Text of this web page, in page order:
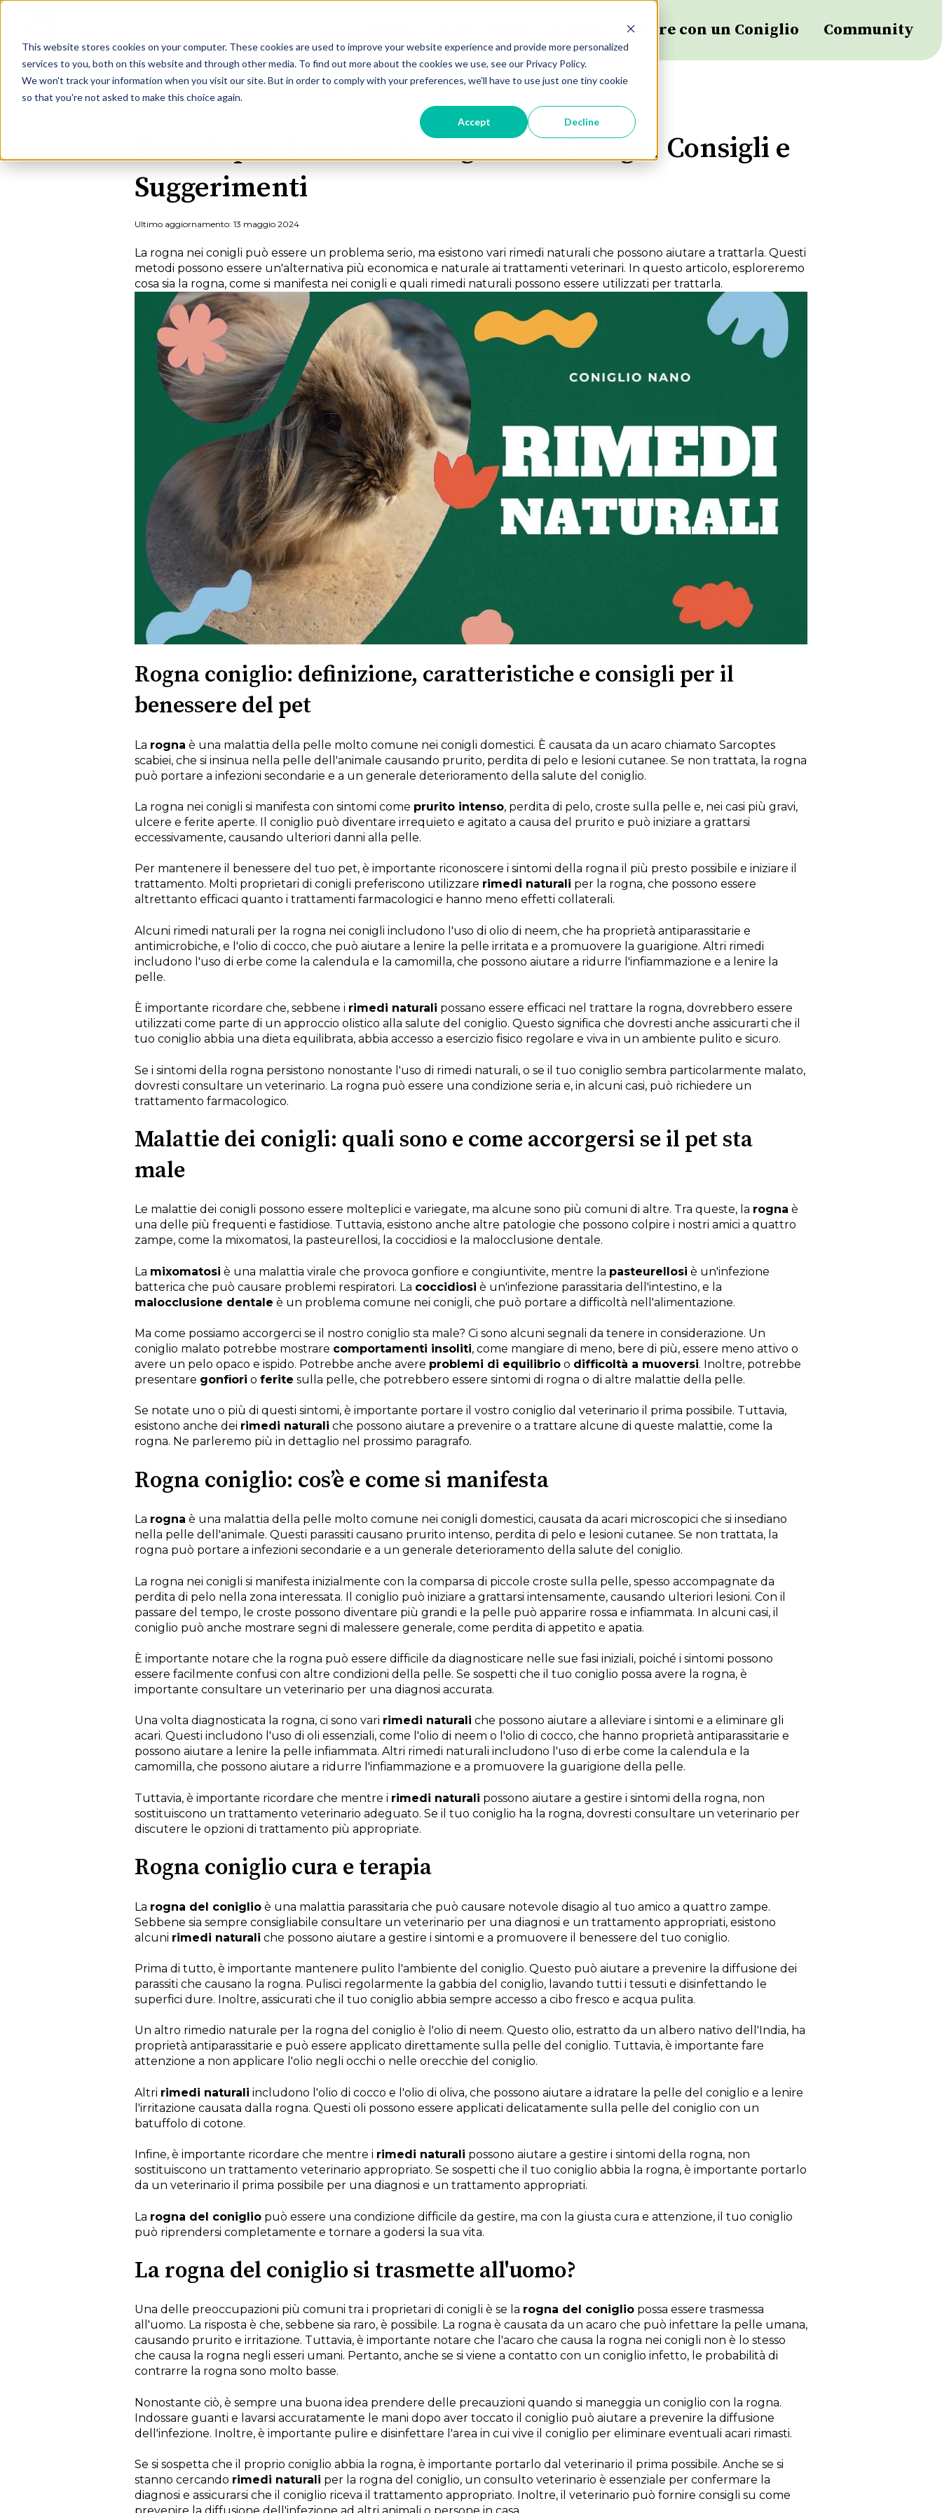
This website stores cookies on your computer. These cookies are used to improve your website experience and provide more personalized
services to you, both on this website and through other media. To find out more about the cookies we use, see our Privacy Policy.
We won't track your information when you visit our site. But in order to comply with your preferences, we'll have to use just one tiny cookie
so that you're not asked to make this choice again.
Accept Decline
Vivere con un Coniglio Community
Rimedi per Trattare la Rogna nei Conigli: Consigli e
Suggerimenti
Ultimo aggiornamento: 13 maggio 2024
La rogna nei conigli può essere un problema serio, ma esistono vari rimedi naturali che possono aiutare a trattarla. Questi
metodi possono essere un'alternativa più economica e naturale ai trattamenti veterinari. In questo articolo, esploreremo
cosa sia la rogna, come si manifesta nei conigli e quali rimedi naturali possono essere utilizzati per trattarla.
Rogna coniglio: definizione, caratteristiche e consigli per il
benessere del pet
La rogna è una malattia della pelle molto comune nei conigli domestici. È causata da un acaro chiamato Sarcoptes
scabiei, che si insinua nella pelle dell'animale causando prurito, perdita di pelo e lesioni cutanee. Se non trattata, la rogna
può portare a infezioni secondarie e a un generale deterioramento della salute del coniglio.
La rogna nei conigli si manifesta con sintomi come prurito intenso, perdita di pelo, croste sulla pelle e, nei casi più gravi,
ulcere e ferite aperte. Il coniglio può diventare irrequieto e agitato a causa del prurito e può iniziare a grattarsi
eccessivamente, causando ulteriori danni alla pelle.
Per mantenere il benessere del tuo pet, è importante riconoscere i sintomi della rogna il più presto possibile e iniziare il
trattamento. Molti proprietari di conigli preferiscono utilizzare rimedi naturali per la rogna, che possono essere
altrettanto efficaci quanto i trattamenti farmacologici e hanno meno effetti collaterali.
Alcuni rimedi naturali per la rogna nei conigli includono l'uso di olio di neem, che ha proprietà antiparassitarie e
antimicrobiche, e l'olio di cocco, che può aiutare a lenire la pelle irritata e a promuovere la guarigione. Altri rimedi
includono l'uso di erbe come la calendula e la camomilla, che possono aiutare a ridurre l'infiammazione e a lenire la
pelle.
È importante ricordare che, sebbene i rimedi naturali possano essere efficaci nel trattare la rogna, dovrebbero essere
utilizzati come parte di un approccio olistico alla salute del coniglio. Questo significa che dovresti anche assicurarti che il
tuo coniglio abbia una dieta equilibrata, abbia accesso a esercizio fisico regolare e viva in un ambiente pulito e sicuro.
Se i sintomi della rogna persistono nonostante l'uso di rimedi naturali, o se il tuo coniglio sembra particolarmente malato,
dovresti consultare un veterinario. La rogna può essere una condizione seria e, in alcuni casi, può richiedere un
trattamento farmacologico.
Malattie dei conigli: quali sono e come accorgersi se il pet sta
male
Le malattie dei conigli possono essere molteplici e variegate, ma alcune sono più comuni di altre. Tra queste, la rogna è
una delle più frequenti e fastidiose. Tuttavia, esistono anche altre patologie che possono colpire i nostri amici a quattro
zampe, come la mixomatosi, la pasteurellosi, la coccidiosi e la malocclusione dentale.
La mixomatosi è una malattia virale che provoca gonfiore e congiuntivite, mentre la pasteurellosi è un'infezione
batterica che può causare problemi respiratori. La coccidiosi è un'infezione parassitaria dell'intestino, e la
malocclusione dentale è un problema comune nei conigli, che può portare a difficoltà nell'alimentazione.
Ma come possiamo accorgerci se il nostro coniglio sta male? Ci sono alcuni segnali da tenere in considerazione. Un
coniglio malato potrebbe mostrare comportamenti insoliti, come mangiare di meno, bere di più, essere meno attivo o
avere un pelo opaco e ispido. Potrebbe anche avere problemi di equilibrio o difficoltà a muoversi. Inoltre, potrebbe
presentare gonfiori o ferite sulla pelle, che potrebbero essere sintomi di rogna o di altre malattie della pelle.
Se notate uno o più di questi sintomi, è importante portare il vostro coniglio dal veterinario il prima possibile. Tuttavia,
esistono anche dei rimedi naturali che possono aiutare a prevenire o a trattare alcune di queste malattie, come la
rogna. Ne parleremo più in dettaglio nel prossimo paragrafo.
Rogna coniglio: cos’è e come si manifesta
La rogna è una malattia della pelle molto comune nei conigli domestici, causata da acari microscopici che si insediano
nella pelle dell'animale. Questi parassiti causano prurito intenso, perdita di pelo e lesioni cutanee. Se non trattata, la
rogna può portare a infezioni secondarie e a un generale deterioramento della salute del coniglio.
La rogna nei conigli si manifesta inizialmente con la comparsa di piccole croste sulla pelle, spesso accompagnate da
perdita di pelo nella zona interessata. Il coniglio può iniziare a grattarsi intensamente, causando ulteriori lesioni. Con il
passare del tempo, le croste possono diventare più grandi e la pelle può apparire rossa e infiammata. In alcuni casi, il
coniglio può anche mostrare segni di malessere generale, come perdita di appetito e apatia.
È importante notare che la rogna può essere difficile da diagnosticare nelle sue fasi iniziali, poiché i sintomi possono
essere facilmente confusi con altre condizioni della pelle. Se sospetti che il tuo coniglio possa avere la rogna, è
importante consultare un veterinario per una diagnosi accurata.
Una volta diagnosticata la rogna, ci sono vari rimedi naturali che possono aiutare a alleviare i sintomi e a eliminare gli
acari. Questi includono l'uso di oli essenziali, come l'olio di neem o l'olio di cocco, che hanno proprietà antiparassitarie e
possono aiutare a lenire la pelle infiammata. Altri rimedi naturali includono l'uso di erbe come la calendula e la
camomilla, che possono aiutare a ridurre l'infiammazione e a promuovere la guarigione della pelle.
Tuttavia, è importante ricordare che mentre i rimedi naturali possono aiutare a gestire i sintomi della rogna, non
sostituiscono un trattamento veterinario adeguato. Se il tuo coniglio ha la rogna, dovresti consultare un veterinario per
discutere le opzioni di trattamento più appropriate.
Rogna coniglio cura e terapia
La rogna del coniglio è una malattia parassitaria che può causare notevole disagio al tuo amico a quattro zampe.
Sebbene sia sempre consigliabile consultare un veterinario per una diagnosi e un trattamento appropriati, esistono
alcuni rimedi naturali che possono aiutare a gestire i sintomi e a promuovere il benessere del tuo coniglio.
Prima di tutto, è importante mantenere pulito l'ambiente del coniglio. Questo può aiutare a prevenire la diffusione dei
parassiti che causano la rogna. Pulisci regolarmente la gabbia del coniglio, lavando tutti i tessuti e disinfettando le
superfici dure. Inoltre, assicurati che il tuo coniglio abbia sempre accesso a cibo fresco e acqua pulita.
Un altro rimedio naturale per la rogna del coniglio è l'olio di neem. Questo olio, estratto da un albero nativo dell'India, ha
proprietà antiparassitarie e può essere applicato direttamente sulla pelle del coniglio. Tuttavia, è importante fare
attenzione a non applicare l'olio negli occhi o nelle orecchie del coniglio.
Altri rimedi naturali includono l'olio di cocco e l'olio di oliva, che possono aiutare a idratare la pelle del coniglio e a lenire
l'irritazione causata dalla rogna. Questi oli possono essere applicati delicatamente sulla pelle del coniglio con un
batuffolo di cotone.
Infine, è importante ricordare che mentre i rimedi naturali possono aiutare a gestire i sintomi della rogna, non
sostituiscono un trattamento veterinario appropriato. Se sospetti che il tuo coniglio abbia la rogna, è importante portarlo
da un veterinario il prima possibile per una diagnosi e un trattamento appropriati.
La rogna del coniglio può essere una condizione difficile da gestire, ma con la giusta cura e attenzione, il tuo coniglio
può riprendersi completamente e tornare a godersi la sua vita.
La rogna del coniglio si trasmette all'uomo?
Una delle preoccupazioni più comuni tra i proprietari di conigli è se la rogna del coniglio possa essere trasmessa
all'uomo. La risposta è che, sebbene sia raro, è possibile. La rogna è causata da un acaro che può infettare la pelle umana,
causando prurito e irritazione. Tuttavia, è importante notare che l'acaro che causa la rogna nei conigli non è lo stesso
che causa la rogna negli esseri umani. Pertanto, anche se si viene a contatto con un coniglio infetto, le probabilità di
contrarre la rogna sono molto basse.
Nonostante ciò, è sempre una buona idea prendere delle precauzioni quando si maneggia un coniglio con la rogna.
Indossare guanti e lavarsi accuratamente le mani dopo aver toccato il coniglio può aiutare a prevenire la diffusione
dell'infezione. Inoltre, è importante pulire e disinfettare l'area in cui vive il coniglio per eliminare eventuali acari rimasti.
Se si sospetta che il proprio coniglio abbia la rogna, è importante portarlo dal veterinario il prima possibile. Anche se si
stanno cercando rimedi naturali per la rogna del coniglio, un consulto veterinario è essenziale per confermare la
diagnosi e assicurarsi che il coniglio riceva il trattamento appropriato. Inoltre, il veterinario può fornire consigli su come